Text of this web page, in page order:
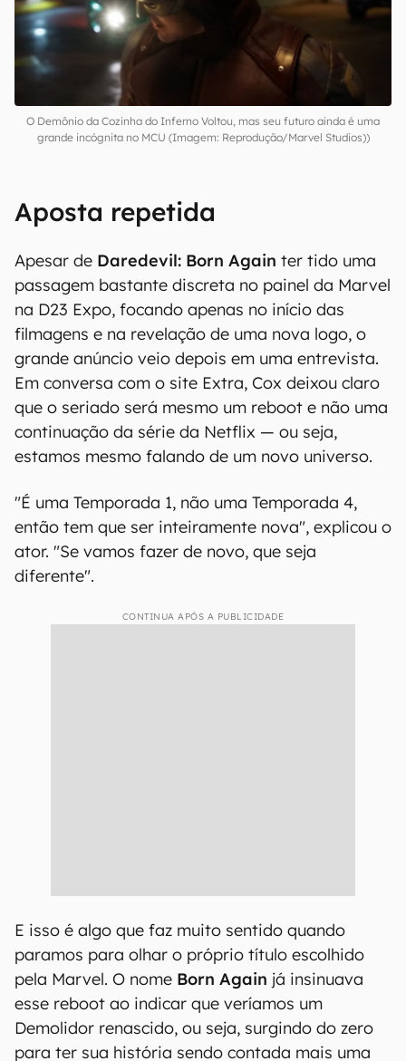
O Demônio da Cozinha do Inferno Voltou, mas seu futuro ainda é uma
grande incógnita no MCU (Imagem: Reprodução/Marvel Studios))
Aposta repetida
Apesar de Daredevil: Born Again ter tido uma
passagem bastante discreta no painel da Marvel
na D23 Expo, focando apenas no início das
filmagens e na revelação de uma nova logo, o
grande anúncio veio depois em uma entrevista.
Em conversa com o site Extra, Cox deixou claro
que o seriado será mesmo um reboot e não uma
continuação da série da Netflix — ou seja,
estamos mesmo falando de um novo universo.
"É uma Temporada 1, não uma Temporada 4,
então tem que ser inteiramente nova", explicou o
ator. "Se vamos fazer de novo, que seja
diferente".
CONTINUA APÓS A PUBLICIDADE
E isso é algo que faz muito sentido quando
paramos para olhar o próprio título escolhido
pela Marvel. O nome Born Again já insinuava
esse reboot ao indicar que veríamos um
Demolidor renascido, ou seja, surgindo do zero
para ter sua história sendo contada mais uma